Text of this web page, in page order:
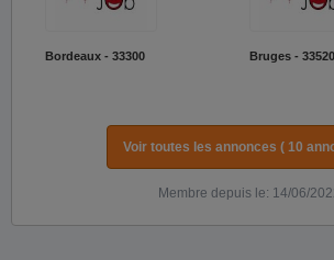
Bordeaux - 33300 Bruges - 33520
Voir toutes les annonces ( 10
Membre depuis le: 14/06/